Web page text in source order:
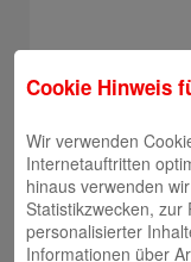
Cookie Hinweis
Wir verwenden
Internetauftritten
hinaus verwenden
Statistikzwecken, zur
personalisierter
Informationen über